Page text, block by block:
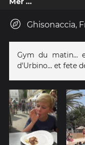
Ghisonaccia,
Gym du matin...
d'Urbino... et fete